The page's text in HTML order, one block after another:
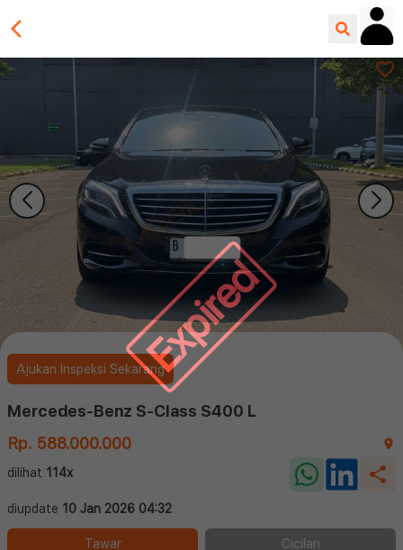
Expired
Ajukan Inspeksi Sekarang
Mercedes-Benz S-Class S400 L
Rp. 588.000.000
dilihat 114x
diupdate 10 Jan 2026 04:32
Tawar Cicilan